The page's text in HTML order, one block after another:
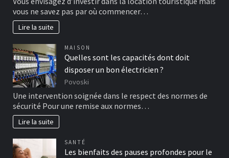
vous ne savez pas par où commencer…
Lire la suite
MAISON
Quelles sont les capacités dont doit
disposer un bon électricien ?
Povoski
Une intervention soignée dans le respect des normes de
sécurité Pour une remise aux normes…
Lire la suite
SANTÉ
Les bienfaits des pauses profondes pour le